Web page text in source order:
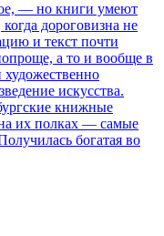
— но книги умеют
дороговизна не
и текст почти
а то и вообще в
искусства.
книжные
их полках — самые
богатая во